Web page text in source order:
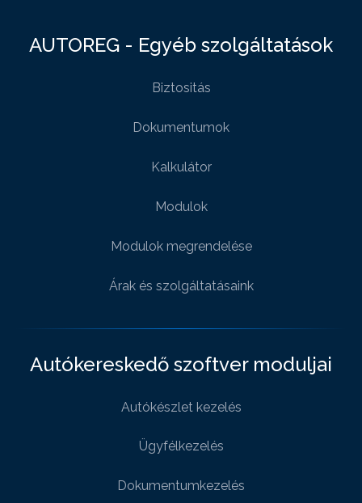
AUTOREG - Egyéb szolgáltatások
Biztositás
Dokumentumok
Kalkulátor
Modulok
Modulok megrendelése
Árak és szolgáltatásaink
Autókereskedő szoftver moduljai
Autókészlet kezelés
Ügyfélkezelés
Dokumentumkezelés